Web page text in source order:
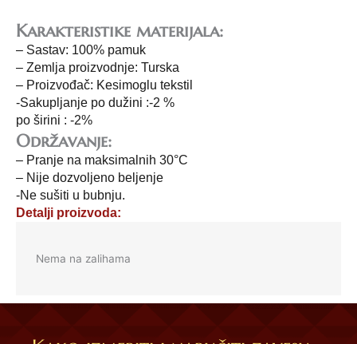
Karakteristike materijala:
– Sastav: 100% pamuk
– Zemlja proizvodnje: Turska
– Proizvođač: Kesimoglu tekstil
-Sakupljanje po dužini :-2 %
po širini : -2%
Održavanje:
– Pranje na maksimalnih 30°C
– Nije dozvoljeno beljenje
-Ne sušiti u bubnju.
Detalji proizvoda:
Nema na zalihama